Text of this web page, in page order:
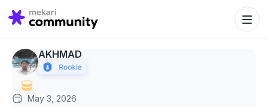
Search
for:
Search
AKHMAD
May 3, 2026